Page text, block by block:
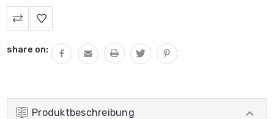
share on:
Produktbeschreibung